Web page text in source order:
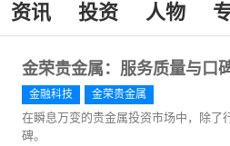
资讯 投资 人物
金荣贵金属：服务质量与口
金融科技 金荣贵金属
在瞬息万变的贵金属投资市场中，除了
碑。